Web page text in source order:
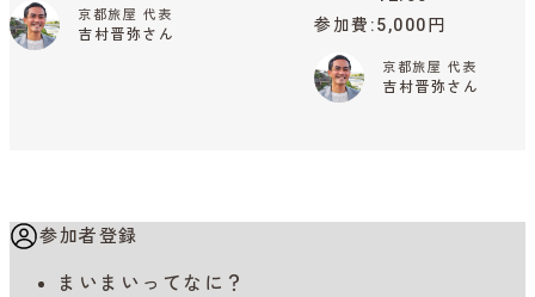
京都旅屋 代表
吉村晋弥さん
参加費 5,000円
京都旅屋 代表
吉村晋弥さん
参加者登録
まいまいってなに？